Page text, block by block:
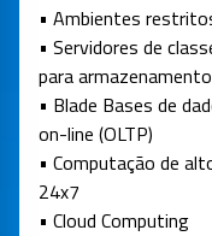
• Ambientes
• Servidores de
para
• Blade Bases de
on-line (OLTP)
• Computação de
24x7
• Cloud Computing